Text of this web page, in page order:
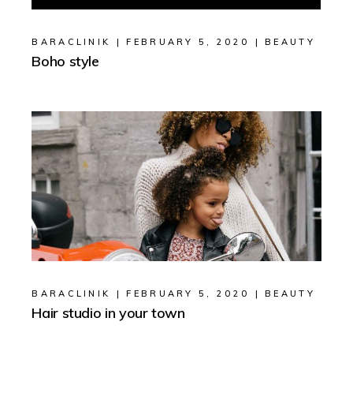
BARACLINIK FEBRUARY 5, 2020 BEAUTY
Boho style
BARACLINIK FEBRUARY 5, 2020 BEAUTY
Hair studio in your town